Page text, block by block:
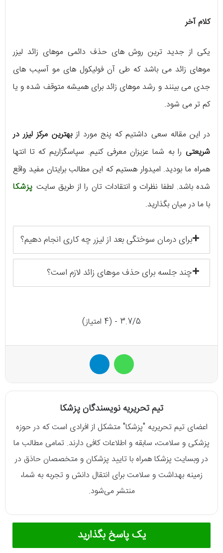
کلام آخر
یکی از جدید ترین روش های حذف دائمی موهای زائد لیزر
موهای زائد می باشد که طی آن فولیکول های مو آسیب های
جدی می‌ بینند و رشد موهای زائد برای همیشه متوقف شده و یا
کم تر می شود.
در این مقاله سعی داشتیم که پنج مورد ازبهترین مرکز لیزر در
شریعتی را به شما عزیزان معرفی کنیم. سپاسگزاریم که تا انتها
همراه ما بودید. امیدوار هستیم که این مطالب برایتان مفید واقع
شده باشد. لطفا نظرات و انتقادات تان را از طریق سایت پزشکا
با ما در میان بگذارید.
برای درمان سوختگی بعد از لیزر چه کاری انجام دهیم؟
چند جلسه برای حذف موهای زائد لازم است؟
3.7/5 - (4 امتیاز)
واتس آپ
تیم تحریریه نویسندگان پزشکا
اعضای تیم تحریریه "پزشکا" متشکل از افرادی است که در حوزه
پزشکی و سلامت، سابقه و اطلاعات کافی دارند. تمامی مطالب ما
در وبسایت پزشکا همراه با تایید پزشکان و متخصصان حاذق در
زمینه بهداشت و سلامت برای انتقال دانش و تجربه به شما،
منتشر می‌شود.
یک پاسخ بگذارید